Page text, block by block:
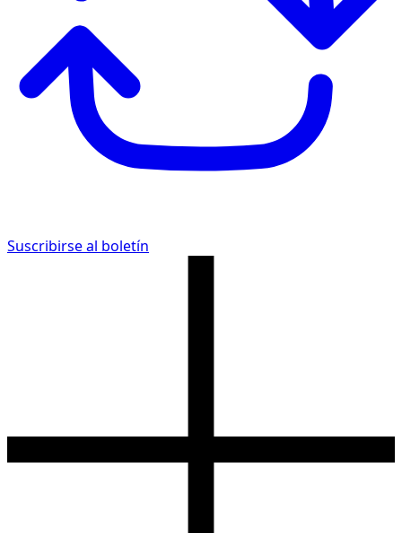
Suscribirse al boletín